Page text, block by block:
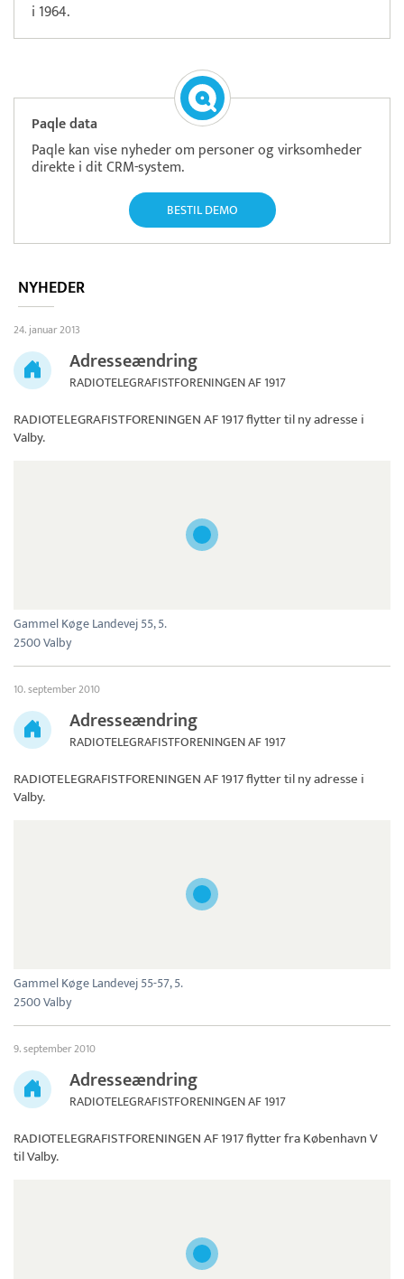
i 1964.
Paqle data
Paqle kan vise nyheder om personer og virksomheder
direkte i dit CRM-system.
BESTIL DEMO
NYHEDER
24. januar 2013
Adresseændring
RADIOTELEGRAFISTFORENINGEN AF 1917
RADIOTELEGRAFISTFORENINGEN AF 1917flytter til ny adresse i
Valby.
Gammel Køge Landevej 55, 5.
2500 Valby
10. september 2010
Adresseændring
RADIOTELEGRAFISTFORENINGEN AF 1917
RADIOTELEGRAFISTFORENINGEN AF 1917flytter til ny adresse i
Valby.
Gammel Køge Landevej 55-57, 5.
2500 Valby
9. september 2010
Adresseændring
RADIOTELEGRAFISTFORENINGEN AF 1917
RADIOTELEGRAFISTFORENINGEN AF 1917flytter fra København V
til Valby.